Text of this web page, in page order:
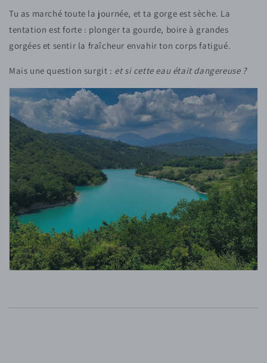
Tu as marché toute la journée, et ta gorge est sèche. La
tentation est forte : plonger ta gourde, boire à grandes
gorgées et sentir la fraîcheur envahir ton corps fatigué.
Mais une question surgit : et si cette eau était dangereuse ?